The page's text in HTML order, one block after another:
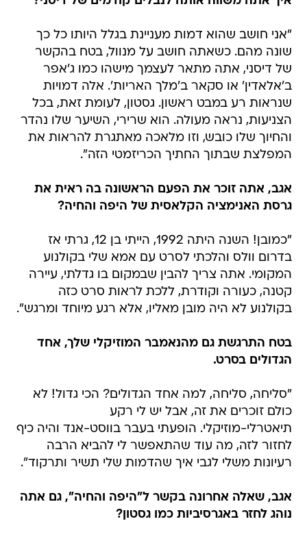
"אני חושב שהוא דמות מעניינת בגלל היותו כל כך
שונה מהם. כשאתה חושב על מנוול, בטח בהקשר
של דיסני, אתה מתאר לעצמך מישהו כמו ג'אפר
ב'אלאדין' או סקאר ב'מלך האריות'. אלה דמויות
שנראות רע במבט ראשון. גסטון, לעומת זאת, בכל
הצניעות, נראה מעולה. הוא שרירי, השיער שלו נהדר
והחיוך שלו כובש, וזו מלאכה מאתגרת להראות את
המפלצת שבתוך החתיך הכריזמטי הזה".
אגב, אתה זוכר את הפעם הראשונה בה ראית את
גרסת האנימציה הקלאסית של היפה והחיה?
"כמובן! השנה היתה 1992, הייתי בן 12, גרתי אז
בדרום וולס והלכתי לסרט עם אמא שלי בקולנוע
המקומי. אתה צריך להבין שבמקום בו גדלתי, עיירה
קטנה, כעורה וקודרת, ללכת לראות סרט כזה
בקולנוע לא היה מובן מאליו, אלא רגע מיוחד ומרגש".
בטח התרגשת גם מהנאמבר המוזיקלי שלך, אחד
הגדולים בסרט.
"סליחה, סליחה, למה אחד הגדולים? הכי גדול! לא
כולם זוכרים את זה, אבל יש לי רקע
תיאטרלי-מוזיקלי. הופעתי בעבר בווסט-אנד והיה כיף
לחזור לזה, מה עוד שהתאפשר לי להביא הרבה
רעיונות משלי לגבי איך שהדמות שלי תשיר ותרקוד".
אגב, שאלה אחרונה בקשר ל"היפה והחיה", גם אתה
נוהג לחזר באגרסיביות כמו גסטון?